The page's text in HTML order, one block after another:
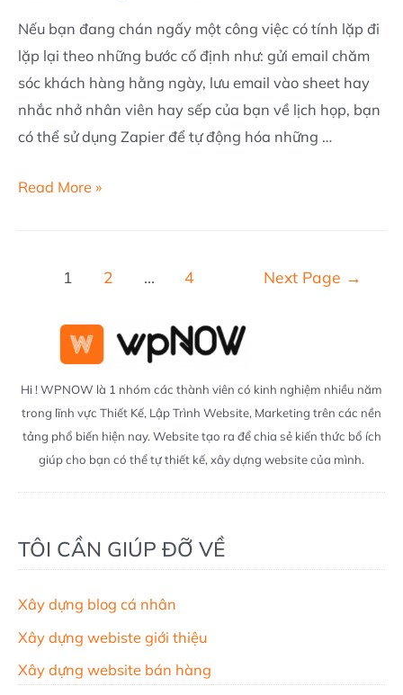
Nếu bạn đang chán ngấy một công việc có tính lặp đi
lặp lại theo những bước cố định như: gửi email chăm
sóc khách hàng hằng ngày, lưu email vào sheet hay
nhắc nhở nhân viên hay sếp của bạn về lịch họp, bạn
có thể sử dụng Zapier để tự động hóa những …
Zapier
Zapier
Read More »
1 2 … 4 Next Page →
Hi ! WPNOW là 1 nhóm các thành viên có kinh nghiệm nhiều năm
trong lĩnh vực Thiết Kế, Lập Trình Website, Marketing trên các nền
tảng phổ biến hiện nay. Website tạo ra để chia sẻ kiến thức bổ ích
giúp cho bạn có thể tự thiết kế, xây dựng website của mình.
TÔI CẦN GIÚP ĐỠ VỀ
Xây dựng blog cá nhân
Xây dựng webiste giới thiệu
Xây dựng website bán hàng